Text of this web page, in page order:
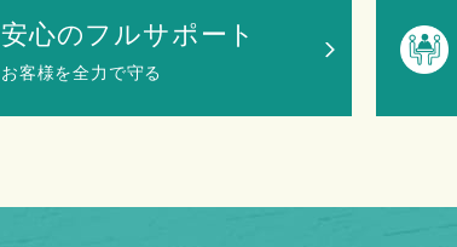
安心のフルサポート
お客様を全力で守る